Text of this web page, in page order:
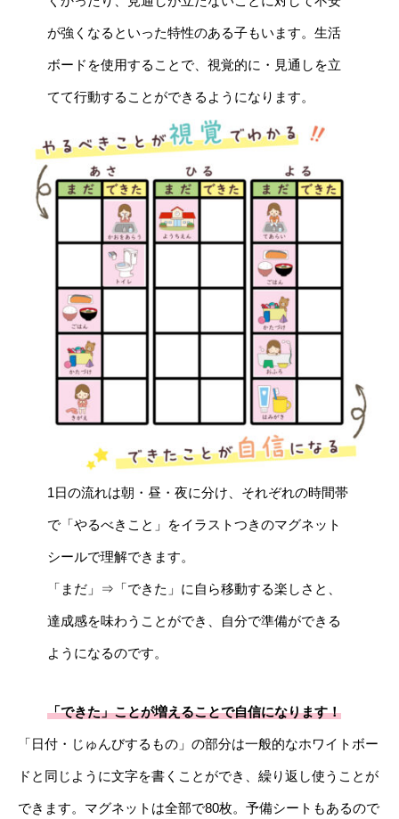
が強くなるといった特性のある子もいます。生活
ボードを使用することで、視覚的に・見通しを立
てて行動することができるようになります。
1日の流れは朝・昼・夜に分け、それぞれの時間帯
で「やるべきこと」をイラストつきのマグネット
シールで理解できます。
「まだ」⇒「できた」に自ら移動する楽しさと、
達成感を味わうことができ、自分で準備ができる
ようになるのです。
「できた」ことが増えることで自信になります！
「日付・じゅんびするもの」の部分は一般的なホワイトボー
ドと同じように文字を書くことができ、繰り返し使うことが
できます。マグネットは全部で80枚。予備シートもあるので